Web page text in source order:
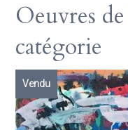
Oeuvres
catégorie
Vendu